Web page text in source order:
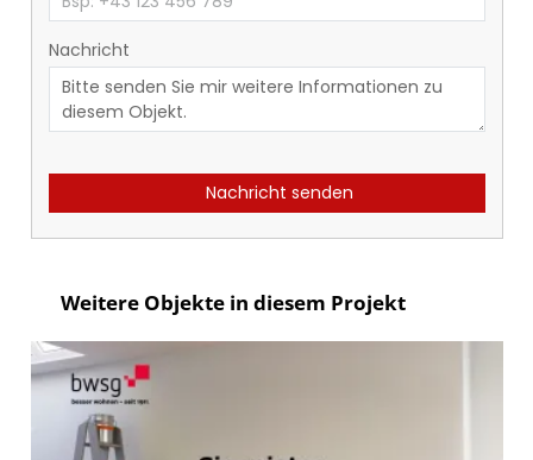
Nachricht
Nachricht senden
Weitere Objekte in diesem Projekt